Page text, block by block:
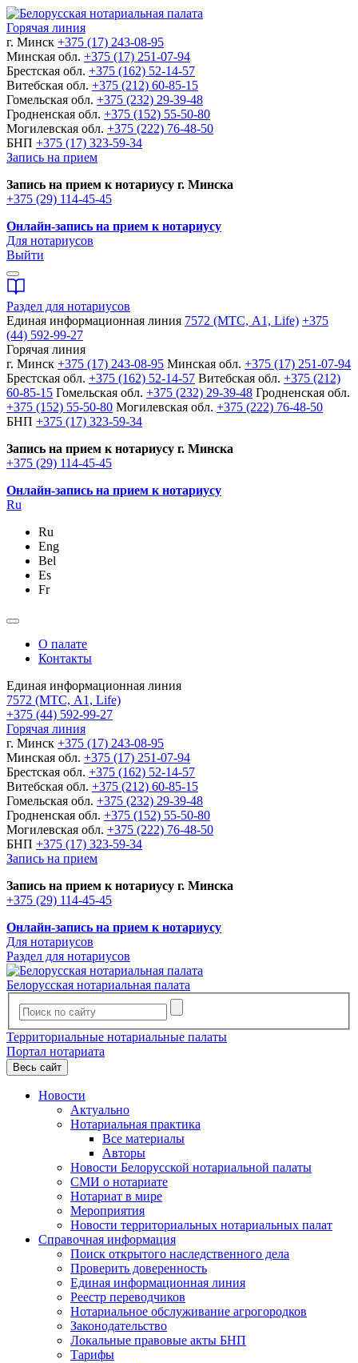
Горячая линия
г. Минск +375 (17) 243-08-95
Минская обл. +375 (17) 251-07-94
Брестская обл. +375 (162) 52-14-57
Витебская обл. +375 (212) 60-85-15
Гомельская обл. +375 (232) 29-39-48
Гродненская обл. +375 (152) 55-50-80
Могилевская обл. +375 (222) 76-48-50
БНП +375 (17) 323-59-34
Запись на прием
Запись на прием к нотариусу г. Минска
+375 (29) 114-45-45
Онлайн-запись на прием к нотариусу
Для нотариусов
Выйти
Раздел для нотариусов
Единая информационная линия 7572 (МТС, A1, Life) +375
(44) 592-99-27
Горячая линия
г. Минск +375 (17) 243-08-95 Минская обл. +375 (17) 251-07-94
Брестская обл. +375 (162) 52-14-57 Витебская обл. +375 (212)
60-85-15 Гомельская обл. +375 (232) 29-39-48 Гродненская обл.
+375 (152) 55-50-80 Могилевская обл. +375 (222) 76-48-50
БНП +375 (17) 323-59-34
Запись на прием к нотариусу г. Минска
+375 (29) 114-45-45
Онлайн-запись на прием к нотариусу
Ru
Ru
Eng
Bel
Es
Fr
О палате
Контакты
Единая информационная линия
7572 (МТС, A1, Life)
+375 (44) 592-99-27
Горячая линия
г. Минск +375 (17) 243-08-95
Минская обл. +375 (17) 251-07-94
Брестская обл. +375 (162) 52-14-57
Витебская обл. +375 (212) 60-85-15
Гомельская обл. +375 (232) 29-39-48
Гродненская обл. +375 (152) 55-50-80
Могилевская обл. +375 (222) 76-48-50
БНП +375 (17) 323-59-34
Запись на прием
Запись на прием к нотариусу г. Минска
+375 (29) 114-45-45
Онлайн-запись на прием к нотариусу
Для нотариусов
Раздел для нотариусов
Белорусская нотариальная палата
Территориальные нотариальные палаты
Портал нотариата
Весь сайт
Новости
Актуально
Нотариальная практика
Все материалы
Авторы
Новости Белорусской нотариальной палаты
СМИ о нотариате
Нотариат в мире
Мероприятия
Новости территориальных нотариальных палат
Справочная информация
Поиск открытого наследственного дела
Проверить доверенность
Единая информационная линия
Реестр переводчиков
Нотариальное обслуживание агрогородков
Законодательство
Локальные правовые акты БНП
Тарифы